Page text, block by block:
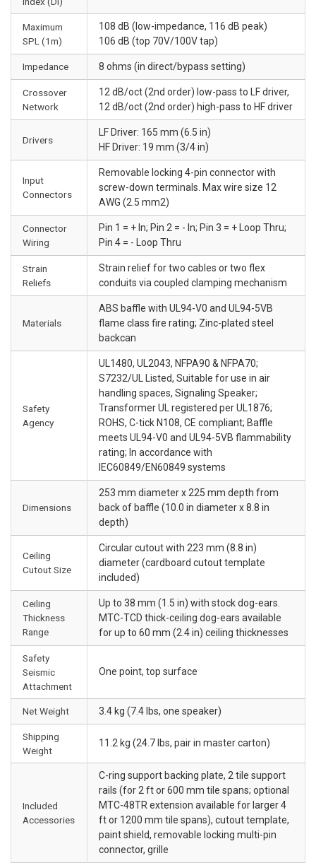
Maximum
SPL (1m)
108 dB (low-impedance, 116 dB peak)
106 dB (top 70V/100V tap)
Impedance 8 ohms (in direct/bypass setting)
Crossover
Network
12 dB/oct (2nd order) low-pass to LF driver,
12 dB/oct (2nd order) high-pass to HF driver
Drivers
LF Driver: 165 mm (6.5 in)
HF Driver: 19 mm (3/4 in)
Input
Connectors
Removable locking 4-pin connector with
screw-down terminals. Max wire size 12
AWG (2.5 mm2)
Connector
Wiring
Pin 1 = + In; Pin 2 = - In; Pin 3 = + Loop Thru;
Pin 4 = - Loop Thru
Strain
Reliefs
Strain relief for two cables or two flex
conduits via coupled clamping mechanism
Materials
ABS baffle with UL94-V0 and UL94-5VB
flame class fire rating; Zinc-plated steel
backcan
Safety
Agency
UL1480, UL2043, NFPA90 & NFPA70;
S7232/UL Listed, Suitable for use in air
handling spaces, Signaling Speaker;
Transformer UL registered per UL1876;
ROHS, C-tick N108, CE compliant; Baffle
meets UL94-V0 and UL94-5VB flammability
rating; In accordance with
IEC60849/EN60849 systems
Dimensions
253 mm diameter x 225 mm depth from
back of baffle (10.0 in diameter x 8.8 in
depth)
Ceiling
Cutout Size
Circular cutout with 223 mm (8.8 in)
diameter (cardboard cutout template
included)
Ceiling
Thickness
Range
Up to 38 mm (1.5 in) with stock dog-ears.
MTC-TCD thick-ceiling dog-ears available
for up to 60 mm (2.4 in) ceiling thicknesses
Safety
Seismic
Attachment
One point, top surface
Net Weight 3.4 kg (7.4 lbs, one speaker)
Shipping
Weight
11.2 kg (24.7 lbs, pair in master carton)
Included
Accessories
C-ring support backing plate, 2 tile support
rails (for 2 ft or 600 mm tile spans; optional
MTC-48TR extension available for larger 4
ft or 1200 mm tile spans), cutout template,
paint shield, removable locking multi-pin
connector, grille